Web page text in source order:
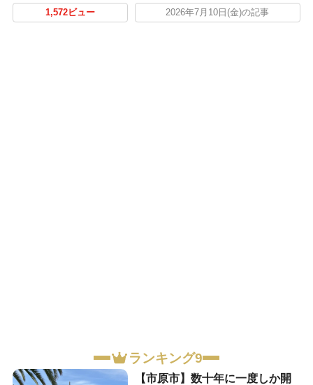
1,572ビュー 2026年7月10日(金)の記事
ランキング9
【市原市】数十年に一度しか開